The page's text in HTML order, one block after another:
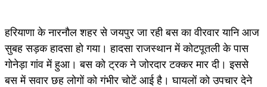
हरियाणा के नारनौल शहर से जयपुर जा रही बस का वीरवार यानि आज
सुबह सड़क हादसा हो गया। हादसा राजस्थान में कोटपूतली के पास
गोनेड़ा गांव में हुआ। बस को ट्रक ने जोरदार टक्कर मार दी। इससे
बस में सवार छह लोगों को गंभीर चोटें आई है। घायलों को उपचार देने